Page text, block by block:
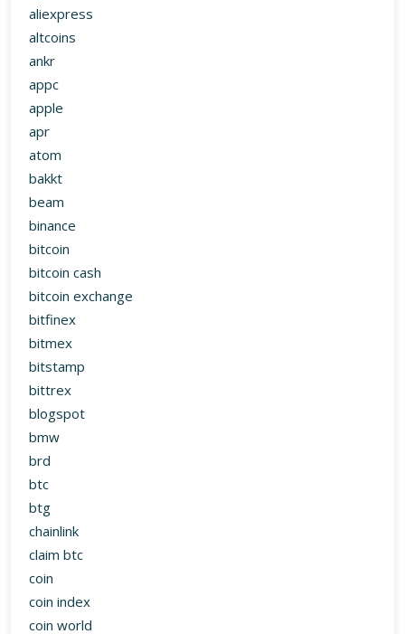
aliexpress
altcoins
ankr
appc
apple
apr
atom
bakkt
beam
binance
bitcoin
bitcoin cash
bitcoin exchange
bitfinex
bitmex
bitstamp
bittrex
blogspot
bmw
brd
btc
btg
chainlink
claim btc
coin
coin index
coin world